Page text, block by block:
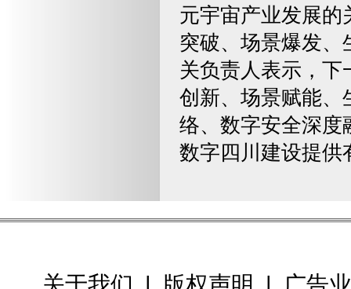
元宇宙产业发展的
突破、场景爆发、
关负责人表示，
创新、场景赋能、
络、数字安全深度
数字四川建设提供